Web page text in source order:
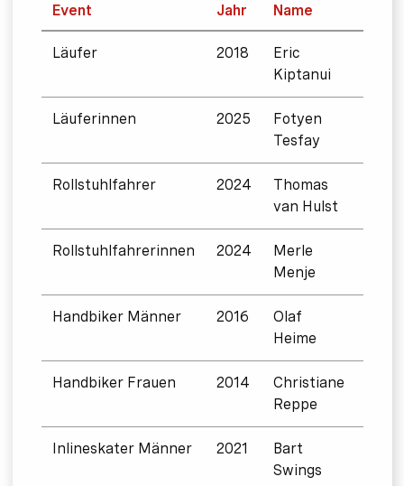
Event Jahr Name
Läufer 2018
Eric
Kiptanui
Läuferinnen 2025
Fotyen
Tesfay
Rollstuhlfahrer 2024
Thomas
van Hulst
Rollstuhlfahrerinnen 2024
Merle
Menje
Handbiker Männer 2016
Olaf
Heime
Handbiker Frauen 2014
Christiane
Reppe
Inlineskater Männer 2021
Bart
Swings